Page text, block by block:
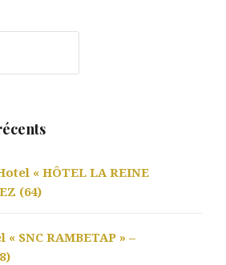
« HÔTEL LA REINE
(64)
« SNC RAMBETAP » –